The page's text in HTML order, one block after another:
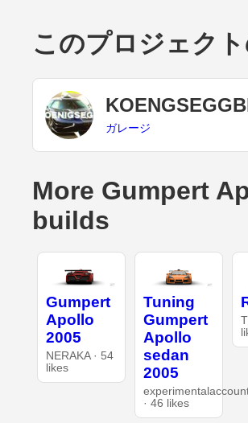
このプロジェク
ガレージ
More Gumpert
builds
Gumpert
Apollo
2005
NERAKA · 54
likes
Tuning
Gumpert
Apollo
sedan
2005
· 46 likes